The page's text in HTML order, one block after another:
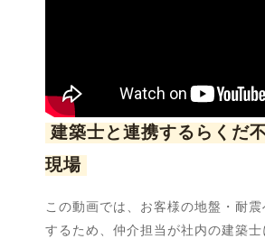
建築士と連携するらくだ
現場
この動画では、お客様の地盤・耐
するため、仲介担当が社内の建築